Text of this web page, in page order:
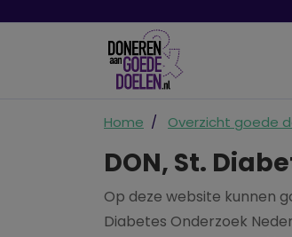
Home Overzicht goede
DON, St.
Op deze website kunnen
Diabetes Onderzoek